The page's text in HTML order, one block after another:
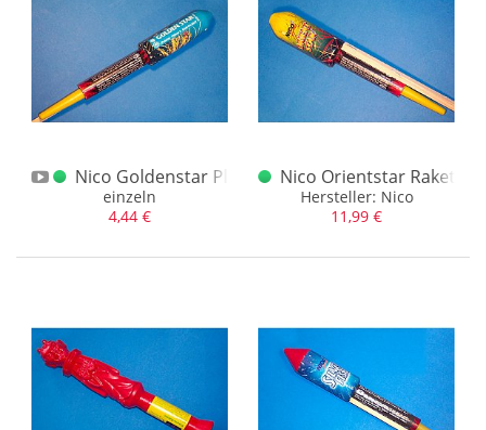
Läubli
Moog(105)
Moog / Feistel
Moog Nico(54)
(235)
PyroMaXx
Pyro Partner(6)
PyroUnion(1)
Nico Goldenstar Plastikkappe
einzeln
4,44 €
Nico Orientstar Rakete
Hersteller: Nico
11,99 €